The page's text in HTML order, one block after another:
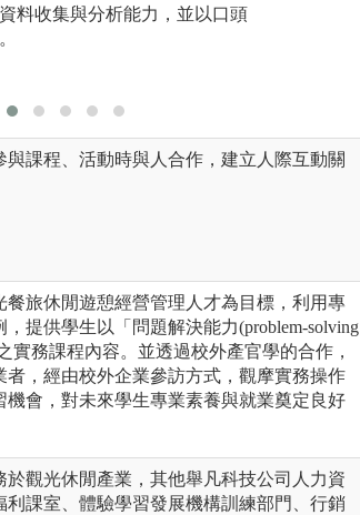
料收集與分析能力，並以口頭
課程、活動時與人合作，建立人際互動關
餐旅休閒遊憩經營管理人才為目標，利用專
提供學生以「問題解決能力(problem-solving
實務課程內容。並透過校外產官學的合作，
者，經由校外企業參訪方式，觀摩實務操作
機會，對未來學生專業素養與就業奠定良好
觀光休閒產業，其他舉凡科技公司人力資
利課室、體驗學習發展機構訓練部門、行銷